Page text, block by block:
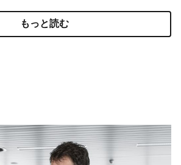
もっと読む